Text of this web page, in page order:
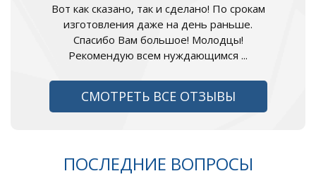
Вот как сказано, так и сделано! По срокам
изготовления даже на день раньше.
Спасибо Вам большое! Молодцы!
Рекомендую всем нуждающимся ...
СМОТРЕТЬ ВСЕ ОТЗЫВЫ
ПОСЛЕДНИЕ ВОПРОСЫ